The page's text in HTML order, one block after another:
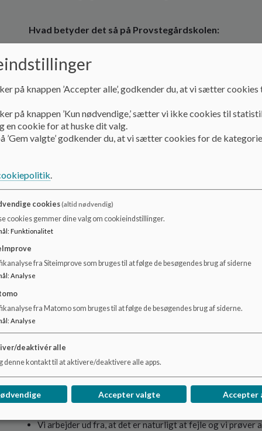
Hvad betyder det så på Provstegårdskolen:
Vi ønsker, at eleverne skal lære at have respekt for alle i
Vores hverdag hviler på en fællesskabsfølelse og
Det kommer bl.a. til udtryk gennem:
Vi skal være gode rollemodeller for hinanden både
Yderpunkterne er vigtige for at eleverne oplever et bredt
Vi anerkender eleverne for at være sociale og hjælpe
Vi prioriterer koloni/lejrskole på udvalgte årgange og
Mod:
Vi ønsker at give eleverne troen på, at de er gode nok og
De skal have mod til at stå frem, sige deres mening og
De skal turde sige fra og til og respektere andres ret til at
Det gør vi bl.a. ved:
De voksne sikrer succesoplevelser -> mod til at ytre sig
Tryghed giver mod til at ytre sig
Klassemøder
Elevfremlæggelser
Fællessamlinger
Vi arbejder ud fra, at det er naturligt at fejle og vi prøver
på knappen ’Accepter alle’, godkender du, at vi sætter
på knappen ’Kun nødvendige,’ sætter vi ikke cookies til
en cookie for at huske dit valg.
’Gem valgte’ godkender du, at vi sætter cookies for de
.
cookies(altid nødvendig)
cookies gemmer dine valg om cookieindstillinger.
: Funktionalitet
fra Siteimprove som bruges til at følge de besøgendes brug af siderne
: Analyse
fra Matomo som bruges til at følge de besøgendes brug af siderne.
: Analyse
deaktivér alle
denne kontakt til at aktivere/deaktivere alle apps.
Accepter valgte Accepter